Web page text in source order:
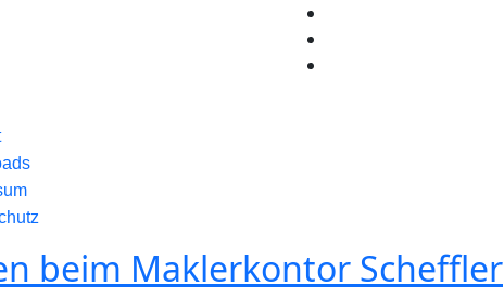
beim Maklerkontor Scheffler